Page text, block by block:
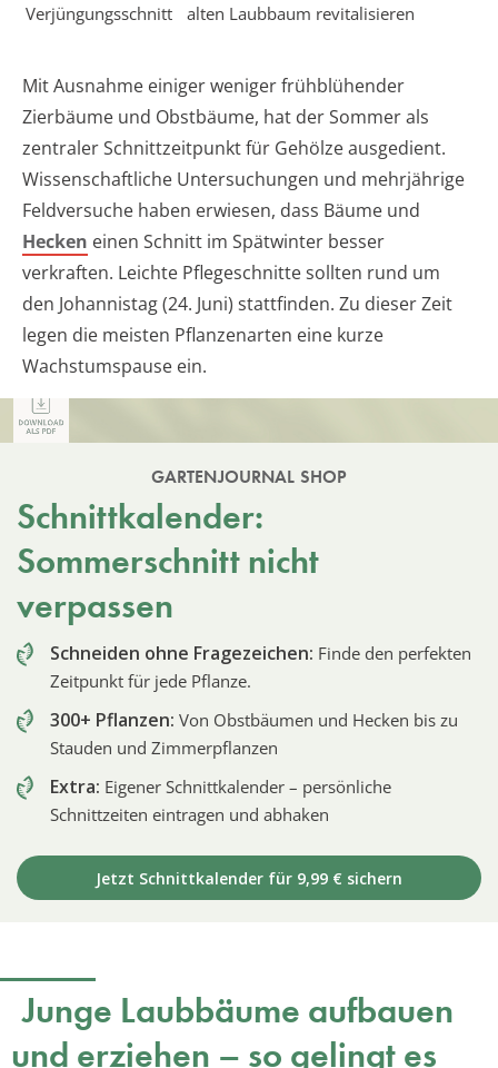
Verjüngungsschnitt alten Laubbaum revitalisieren
Mit Ausnahme einiger weniger frühblühender
Zierbäume und Obstbäume, hat der Sommer als
zentraler Schnittzeitpunkt für Gehölze ausgedient.
Wissenschaftliche Untersuchungen und mehrjährige
Feldversuche haben erwiesen, dass Bäume und
Hecken einen Schnitt im Spätwinter besser
verkraften. Leichte Pflegeschnitte sollten rund um
den Johannistag (24. Juni) stattfinden. Zu dieser Zeit
legen die meisten Pflanzenarten eine kurze
Wachstumspause ein.
GARTENJOURNAL SHOP
Schnittkalender:
Sommerschnitt nicht
verpassen
Schneiden ohne Fragezeichen: Finde den perfekten
Zeitpunkt für jede Pflanze.
300+ Pflanzen: Von Obstbäumen und Hecken bis zu
Stauden und Zimmerpflanzen
Extra: Eigener Schnittkalender – persönliche
Schnittzeiten eintragen und abhaken
Jetzt Schnittkalender für 9,99 € sichern
Junge Laubbäume aufbauen
und erziehen – so gelingt es